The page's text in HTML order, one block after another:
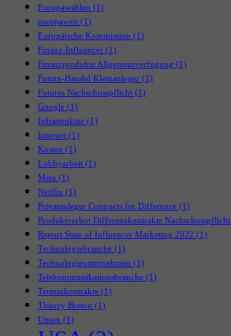
Europawahlen (1)
europaweit (1)
Europäische Kommission (1)
Finanz-Influencer (1)
Finanzprodukte Allgemeinverfügung (1)
Future-Handel Kleinanleger (1)
Futures Nachschusspflicht (1)
Google (1)
Infrastruktur (1)
Internet (1)
Kosten (1)
Lobbyarbeit (1)
Meta (1)
Netflix (1)
Privatanleger Contracts for Difference (1)
Produktverbot Differenzkontrakte Nachschusspflicht
Report State of Influencer Marketing 2022 (1)
Technologiebranche (1)
Technologieunternehmen (1)
Telekommunikationsbranche (1)
Terminkontrakte (1)
Thierry Breton (1)
Union (1)